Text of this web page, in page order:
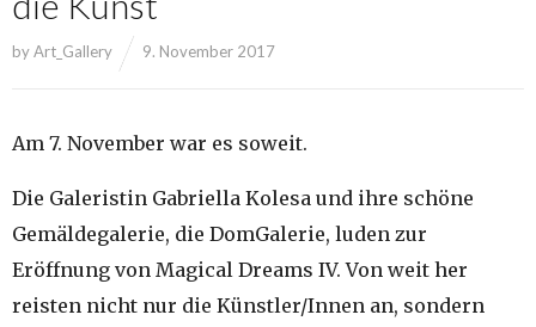
byArt_Gallery 9. November 2017
Am 7. November war es soweit.
Die Galeristin Gabriella Kolesa und ihre schöne
Gemäldegalerie, die DomGalerie, luden zur
Eröffnung von Magical Dreams IV. Von weit her
reisten nicht nur die Künstler/Innen an, sondern